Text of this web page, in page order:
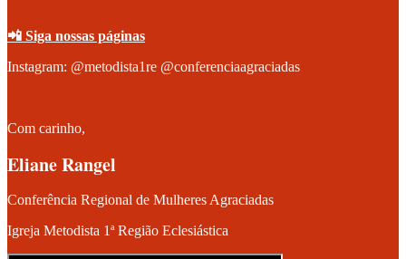
📲 Siga nossas páginas
Instagram: @metodista1re @conferenciaagraciadas
Com carinho,
Eliane Rangel
Conferência Regional de Mulheres Agraciadas
Igreja Metodista 1ª Região Eclesiástica